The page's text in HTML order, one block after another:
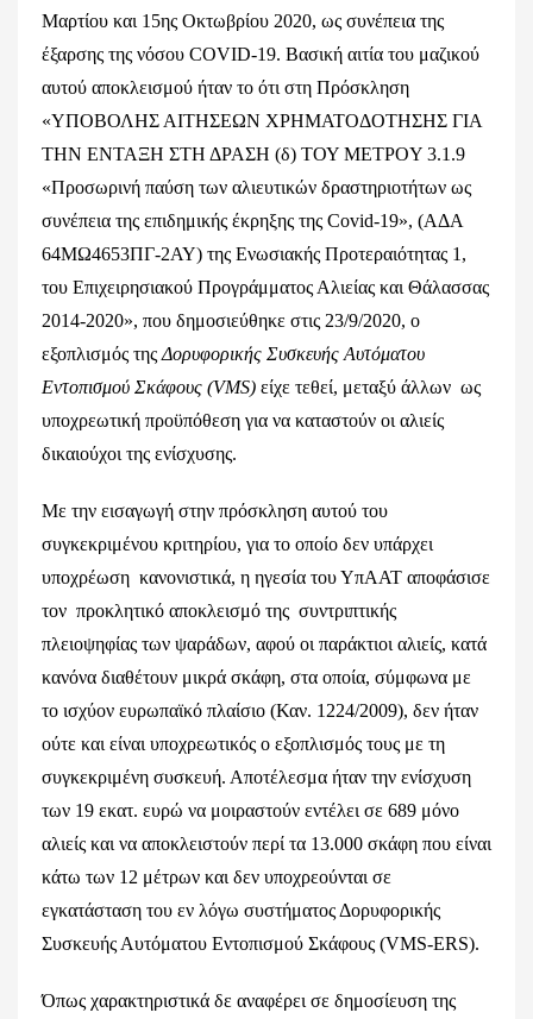
Μαρτίου και 15ης Οκτωβρίου 2020, ως συνέπεια της
έξαρσης της νόσου COVID-19. Βασική αιτία του μαζικού
αυτού αποκλεισμού ήταν το ότι στη Πρόσκληση
«ΥΠΟΒΟΛΗΣ ΑΙΤΗΣΕΩΝ ΧΡΗΜΑΤΟΔΟΤΗΣΗΣ ΓΙΑ
ΤΗΝ ΕΝΤΑΞΗ ΣΤΗ ΔΡΑΣΗ (δ) ΤΟΥ ΜΕΤΡOΥ 3.1.9
«Προσωρινή παύση των αλιευτικών δραστηριοτήτων ως
συνέπεια της επιδημικής έκρηξης της Covid-19», (ΑΔΑ
64ΜΩ4653ΠΓ-2ΑΥ) της Ενωσιακής Προτεραιότητας 1,
του Επιχειρησιακού Προγράμματος Αλιείας και Θάλασσας
2014-2020», που δημοσιεύθηκε στις 23/9/2020, ο
εξοπλισμός της Δορυφορικής Συσκευής Αυτόματου
Εντοπισμού Σκάφους (VMS) είχε τεθεί, μεταξύ άλλων ως
υποχρεωτική προϋπόθεση για να καταστούν οι αλιείς
δικαιούχοι της ενίσχυσης.
Με την εισαγωγή στην πρόσκληση αυτού του
συγκεκριμένου κριτηρίου, για το οποίο δεν υπάρχει
υποχρέωση κανονιστικά, η ηγεσία του ΥπΑΑΤ αποφάσισε
τον προκλητικό αποκλεισμό της συντριπτικής
πλειοψηφίας των ψαράδων, αφού οι παράκτιοι αλιείς, κατά
κανόνα διαθέτουν μικρά σκάφη, στα οποία, σύμφωνα με
το ισχύον ευρωπαϊκό πλαίσιο (Καν. 1224/2009), δεν ήταν
ούτε και είναι υποχρεωτικός ο εξοπλισμός τους με τη
συγκεκριμένη συσκευή. Αποτέλεσμα ήταν την ενίσχυση
των 19 εκατ. ευρώ να μοιραστούν εντέλει σε 689 μόνο
αλιείς και να αποκλειστούν περί τα 13.000 σκάφη που είναι
κάτω των 12 μέτρων και δεν υποχρεούνται σε
εγκατάσταση του εν λόγω συστήματος Δορυφορικής
Συσκευής Αυτόματου Εντοπισμού Σκάφους (VMS-ERS).
Όπως χαρακτηριστικά δε αναφέρει σε δημοσίευση της